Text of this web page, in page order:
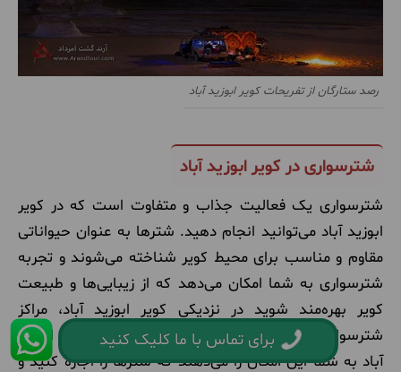
رصد ستارگان از تفریحات کویر ابوزید آباد
شترسواری در کویر ابوزید آباد
شترسواری یک فعالیت جذاب و متفاوت است که در کویر
ابوزید آباد می‌توانید انجام دهید. شترها به عنوان حیواناتی
مقاوم و مناسب برای محیط کویر شناخته می‌شوند و تجربه
شترسواری به شما امکان می‌دهد که از زیبایی‌ها و طبیعت
کویر بهره‌مند شوید در نزدیکی کویر ابوزید آباد، مراکز
شترسواری وجود دارد. این مراکز راهنمای سفر به کویر ابوزید
آباد به شما این امکان را می‌دهند که شترها را اجاره کنید و
برای تماس با ما کلیک کنید